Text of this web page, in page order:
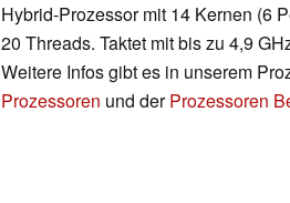
Hybrid-Prozessor mit 14 Kernen (6
20 Threads. Taktet mit bis zu 4,9
Weitere Infos gibt es in unserem
Prozessoren und derProzessoren